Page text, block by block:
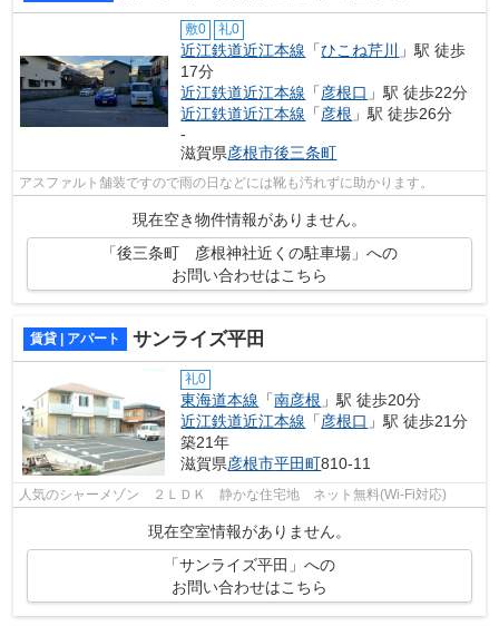
敷0 礼0
近江鉄道近江本線 「ひこね芹川
」駅 徒歩
17分
近江鉄道近江本線 「彦根口 」駅 徒歩22分
近江鉄道近江本線 「彦根 」駅 徒歩26分
-
滋賀県彦根市後三条町
アスファルト舗装ですので雨の日などには靴も汚れずに助かります。
現在空き物件情報がありません。
「後三条町 彦根神社近くの駐車場」への
お問い合わせはこちら
賃貸 | アパート サンライズ平田
礼0
東海道本線 「南彦根 」駅 徒歩20分
近江鉄道近江本線 「彦根口 」駅 徒歩21分
築21年
滋賀県彦根市平田町810-11
人気のシャーメゾン ２ＬＤＫ 静かな住宅地 ネット無料(Wi-Fi対応)
現在空室情報がありません。
「サンライズ平田」への
お問い合わせはこちら